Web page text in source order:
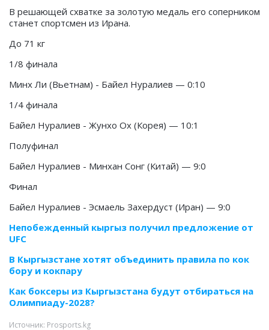
В решающей схватке за золотую медаль его соперником
станет спортсмен из Ирана.
До 71 кг
1/8 финала
Минх Ли (Вьетнам) - Байел Нуралиев — 0:10
1/4 финала
Байел Нуралиев - Жунхо Ох (Корея) — 10:1
Полуфинал
Байел Нуралиев - Минхан Сонг (Китай) — 9:0
Финал
Байел Нуралиев - Эсмаель Захердуст (Иран) — 9:0
Непобежденный кыргыз получил предложение от
UFC
В Кыргызстане хотят объединить правила по кок
бору и кокпару
Как боксеры из Кыргызстана будут отбираться на
Олимпиаду-2028?
Источник: Prosports.kg